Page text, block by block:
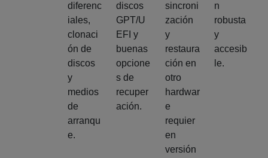
diferenc
iales,
clonaci
ón de
discos
y
medios
de
arranqu
e.
discos
GPT/U
EFI y
buenas
opcione
s de
recuper
ación.
sincroni
zación
y
restaura
ción en
otro
hardwar
e
requier
en
versión
n
robusta
y
accesib
le.